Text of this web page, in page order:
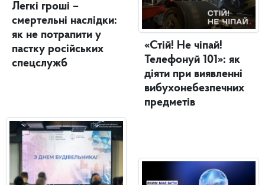
Легкі гроші –
смертельні наслідки:
як не потрапити у
пастку російських
спецслужб
«Стій! Не чіпай!
Телефонуй 101»: як
діяти при виявленні
вибухонебезпечних
предметів